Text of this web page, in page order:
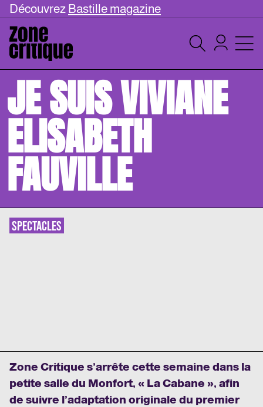
Découvrez Bastille magazine
JE SUIS VIVIANE
ELISABETH
FAUVILLE
SPECTACLES
Zone Critique s’arrête cette semaine dans la
petite salle du Monfort, « La Cabane », afin
de suivre l’adaptation originale du premier